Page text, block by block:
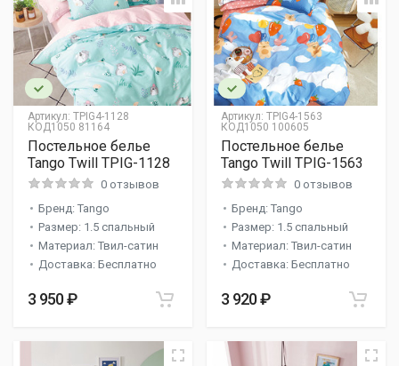
Артикул: TPIG4-1128
КОД1050 81164
Постельное белье
Tango Twill TPIG-1128
0 отзывов
Бренд: Tango
Размер: 1.5 спальный
Материал: Твил-сатин
Доставка: Бесплатно
3 950 ₽
Артикул: TPIG4-1563
КОД1050 100605
Постельное белье
Tango Twill TPIG-1563
0 отзывов
Бренд: Tango
Размер: 1.5 спальный
Материал: Твил-сатин
Доставка: Бесплатно
3 920 ₽